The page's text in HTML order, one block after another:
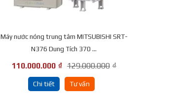
Máy nước nóng trung tâm MITSUBISHI SRT-
N376 Dung Tích 370 ...
110.000.000 ₫ 129.000.000 ₫
Chi tiết Tư vấn